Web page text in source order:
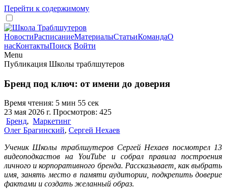
Перейти к содержимому
НовостиРасписаниеМатериалыСтатьиКомандаО
насКонтактыПоиск Войти
Menu
Публикация Школы траблшутеров
Бренд под ключ: от имени до доверия
Время чтения: 5 мин 55 сек
23 мая 2026 г. Просмотров: 425
Бренд, Маркетинг
Олег Брагинский, Сергей Нехаев
Ученик Школы траблшутеров Сергей Нехаев посмотрел 13
видеоподкастов на YouTube и собрал правила построения
личного и корпоративного бренда. Рассказывает, как выбрать
имя, занять место в памяти аудитории, подкрепить доверие
фактами и создать желанный образ.